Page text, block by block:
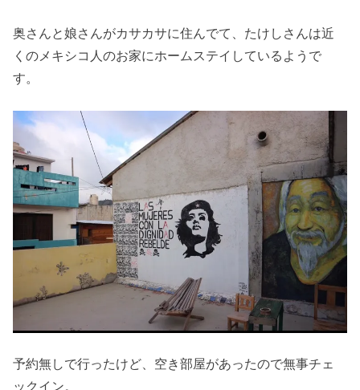
奥さんと娘さんがカサカサに住んでて、たけしさんは近
くのメキシコ人のお家にホームステイしているようで
す。
予約無しで行ったけど、空き部屋があったので無事チェ
ックイン。